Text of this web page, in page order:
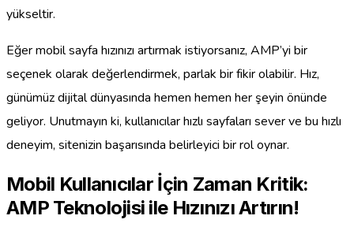
yükseltir.
Eğer mobil sayfa hızınızı artırmak istiyorsanız, AMP’yi bir
seçenek olarak değerlendirmek, parlak bir fikir olabilir. Hız,
günümüz dijital dünyasında hemen hemen her şeyin önünde
geliyor. Unutmayın ki, kullanıcılar hızlı sayfaları sever ve bu hızlı
deneyim, sitenizin başarısında belirleyici bir rol oynar.
Mobil Kullanıcılar İçin Zaman Kritik:
AMP Teknolojisi ile Hızınızı Artırın!